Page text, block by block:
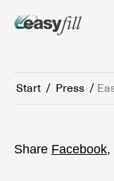
Start / Press /
Share Facebook,